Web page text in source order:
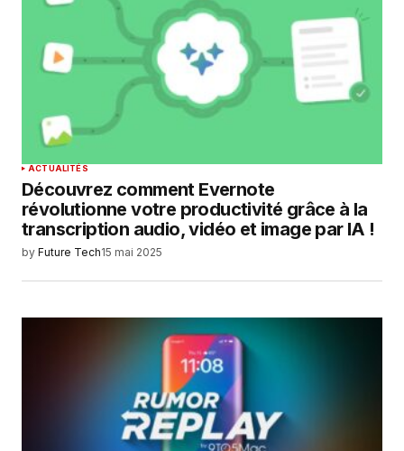
ACTUALITÉS
Découvrez comment Evernote
révolutionne votre productivité grâce à la
transcription audio, vidéo et image par IA !
by Future Tech15 mai 2025